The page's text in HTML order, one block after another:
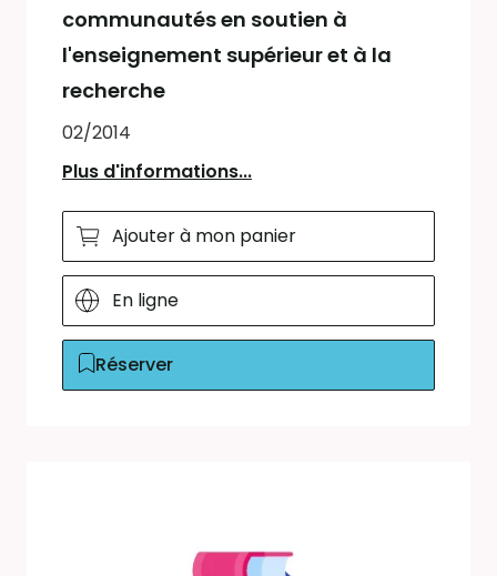
communautés en soutien à
l'enseignement supérieur et à la
recherche
02/2014
Plus d'informations...
Ajouter à mon panier
En ligne
Réserver